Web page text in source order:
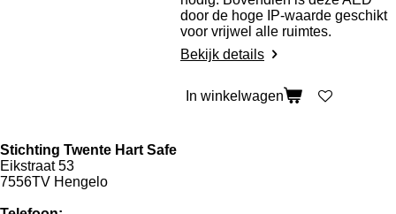
door de hoge IP-waarde geschikt
voor vrijwel alle ruimtes.
Bekijk details
In winkelwagen
Stichting Twente Hart Safe
Eikstraat 53
7556TV Hengelo